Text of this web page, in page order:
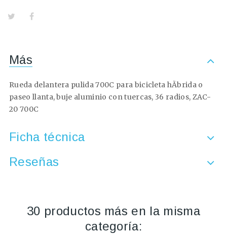
Más
Rueda delantera pulida 700C para bicicleta hÃ­brida o
paseo llanta, buje aluminio con tuercas, 36 radios, ZAC-
20 700C
Ficha técnica
Reseñas
30 productos más en la misma
categoría: